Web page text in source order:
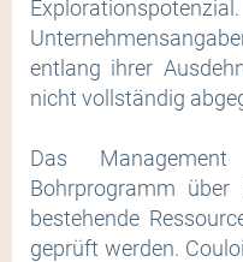
entlang ihrer
nicht vollständig
Das
Bohrprogramm
bestehende
geprüft werden.